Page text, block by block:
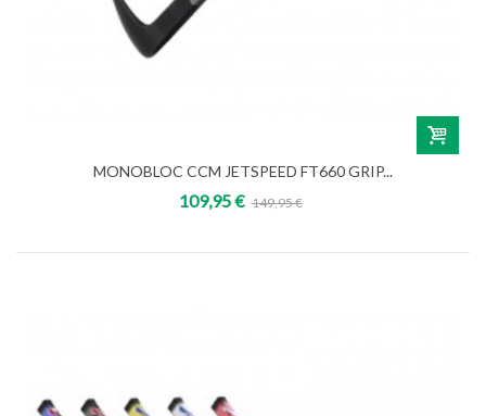
MONOBLOC CCM JETSPEED FT660 GRIP...
109,95 € 149,95 €